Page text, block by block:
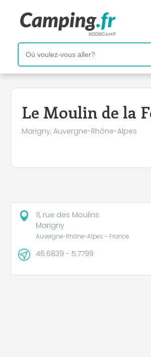
Le Moulin de la
Marigny, Auvergne-Rhône-Alpes
+
−
11, rue des Moulins
Marigny
Auvergne-Rhône-Alpes - France
46.6839 - 5.7799